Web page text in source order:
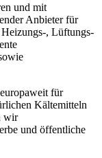
und mit
Anbieter für
, Lüftungs-
für
Kältemitteln
wir
und öffentliche